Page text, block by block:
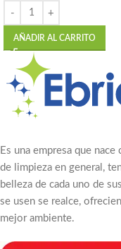
AÑADIR AL CARRITO
Es una empresa que
de limpieza en general,
belleza de cada uno de
se usen se realce,
mejor ambiente.